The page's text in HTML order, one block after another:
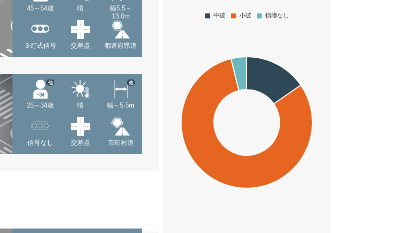
45～54歳 晴
幅5.5～
13.0m
３灯式信号 交差点 都道府県道
25～34歳
他
晴 幅～5.5m
他
信号なし 交差点 市町村道